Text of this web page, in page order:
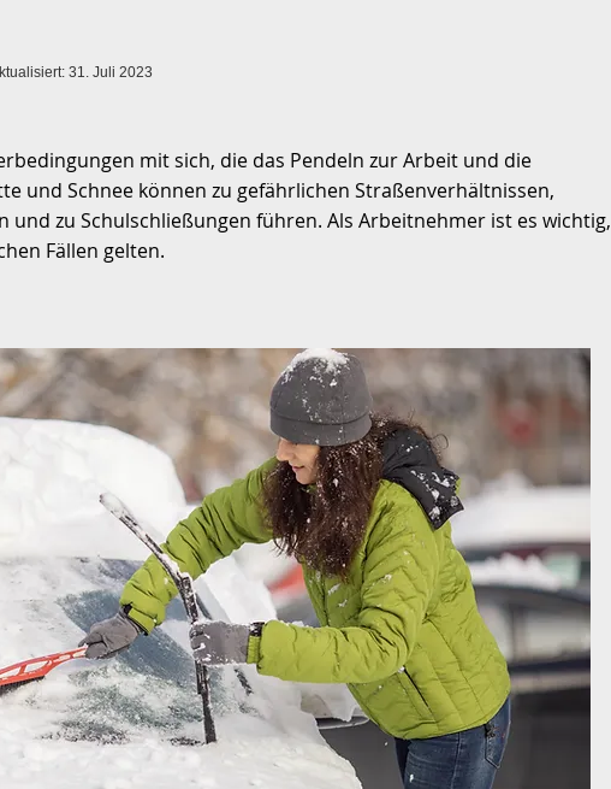
31. Juli 2023
mit sich, die das Pendeln zur Arbeit und die
und Schnee können zu gefährlichen Straßenverhältnissen,
zu Schulschließungen führen. Als Arbeitnehmer ist es wichtig,
Fällen gelten.